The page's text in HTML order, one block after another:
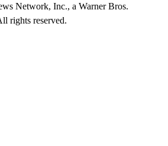
Network, Inc., a Warner Bros.
rights reserved.